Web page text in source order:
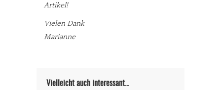
Artikel!
Vielen Dank
Marianne
Vielleicht auch interessant…